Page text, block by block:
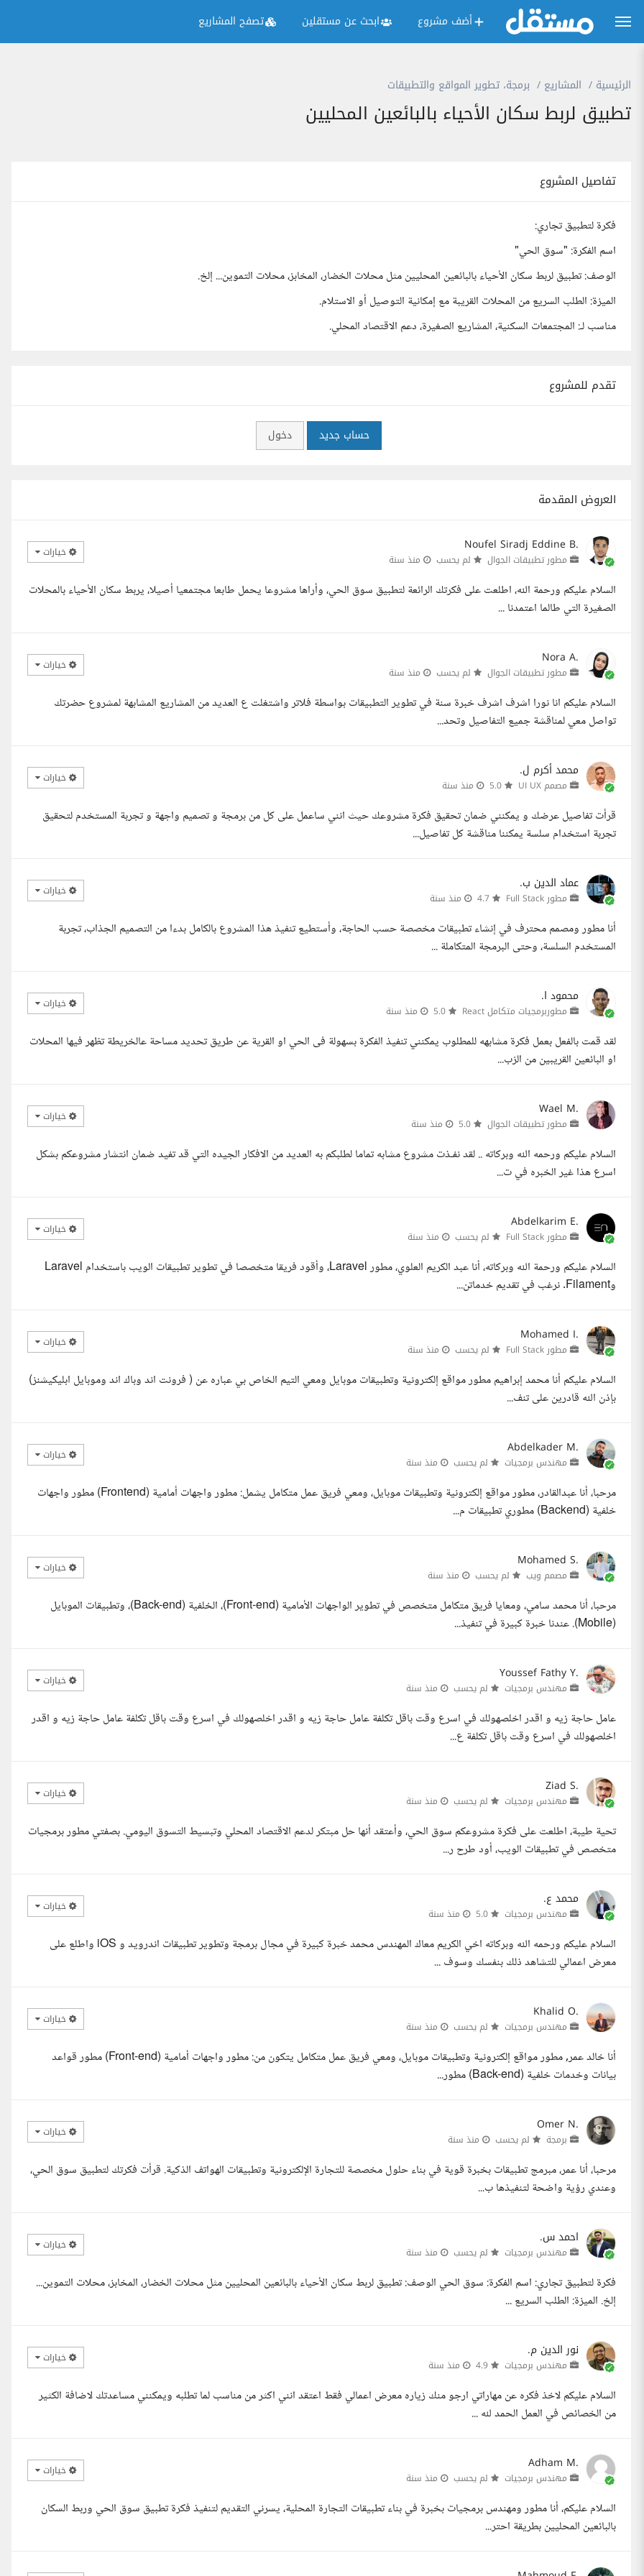
أضف مشروع ابحث عن مستقلين تصفح المشاريع
الرئيسية المشاريع برمجة، تطوير المواقع والتطبيقات
تطبيق لربط سكان الأحياء بالبائعين المحليين
تفاصيل المشروع
فكرة لتطبيق تجاري:
اسم الفكرة: "سوق الحي"
الوصف: تطبيق لربط سكان الأحياء بالبائعين المحليين مثل محلات الخضار، المخابز، محلات التموين... إلخ.
الميزة: الطلب السريع من المحلات القريبة مع إمكانية التوصيل أو الاستلام.
مناسب لـ: المجتمعات السكنية، المشاريع الصغيرة، دعم الاقتصاد المحلي.
تقدم للمشروع
حساب جديد دخول
العروض المقدمة
Noufel Siradj Eddine B.
مطور تطبيقات الجوال لم يحسب منذ سنة خيارات
السلام عليكم ورحمة الله، اطلعت على فكرتك الرائعة لتطبيق سوق الحي، وأراها مشروعا يحمل طابعا مجتمعيا أصيلا، يربط سكان الأحياء بالمحلات
الصغيرة التي طالما اعتمدنا ...
Nora A.
مطور تطبيقات الجوال لم يحسب منذ سنة خيارات
السلام عليكم انا نورا اشرف اشرف خبرة سنة في تطوير التطبيقات بواسطة فلاتر واشتغلت ع العديد من المشاريع المشابهة لمشروع حضرتك
تواصل معي لمناقشة جميع التفاصيل وتحد...
محمد أكرم ل.
مصمم UI UX منذ سنة خيارات
قرأت تفاصيل عرضك و يمكنني ضمان تحقيق فكرة مشروعك حيث انني ساعمل على كل من برمجة و تصميم واجهة و تجربة المستخدم لتحقيق
تجربة استخدام سلسة يمكننا مناقشة كل تفاصيل...
عماد الدين ب.
مطور Full Stack منذ سنة خيارات
أنا مطور ومصمم محترف في إنشاء تطبيقات مخصصة حسب الحاجة، وأستطيع تنفيذ هذا المشروع بالكامل بدءا من التصميم الجذاب، تجربة
المستخدم السلسة، وحتى البرمجة المتكاملة ...
محمود ا.
مطوربرمجيات متكامل React منذ سنة خيارات
لقد قمت بالفعل بعمل فكرة مشابهه للمطلوب يمكنني تنفيذ الفكرة بسهولة فى الحي او القرية عن طريق تحديد مساحة عالخريطة تظهر فيها المحلات
او البائعين القريبين من الزب...
Wael M.
مطور تطبيقات الجوال منذ سنة خيارات
السلام عليكم ورحمه الله وبركاته .. لقد نفـذت مشروع مشابه تماما لطلبكم به العديد من الافكار الجيده التي قد تفيد ضمان انتشار مشروعكم بشكل
اسرع هذا غير الخبره في ت...
Abdelkarim E.
مطور Full Stack لم يحسب منذ سنة خيارات
السلام عليكم ورحمة الله وبركاته، أنا عبد الكريم العلوي، مطور Laravel، وأقود فريقا متخصصا في تطوير تطبيقات الويب باستخدام Laravel
وFilament. نرغب في تقديم خدماتن...
Mohamed I.
مطور Full Stack لم يحسب منذ سنة خيارات
السلام عليكم أنا محمد إبراهيم مطور مواقع إلكترونية وتطبيقات موبايل ومعي التيم الخاص بي عباره عن ( فرونت اند وباك اند وموبايل ابليكيشنز)
بإذن الله قادرين على تنف...
Abdelkader M.
مهندس برمجيات لم يحسب منذ سنة خيارات
مرحبا، أنا عبدالقادر، مطور مواقع إلكترونية وتطبيقات موبايل، ومعي فريق عمل متكامل يشمل: مطور واجهات أمامية (Frontend) مطور واجهات
خلفية (Backend) مطوري تطبيقات م...
Mohamed S.
مصمم ويب لم يحسب منذ سنة خيارات
مرحبا، أنا محمد سامي، ومعايا فريق متكامل متخصص في تطوير الواجهات الأمامية (Front-end)، الخلفية (Back-end)، وتطبيقات الموبايل
(Mobile). عندنا خبرة كبيرة في تنفيذ...
Youssef Fathy Y.
مهندس برمجيات لم يحسب منذ سنة خيارات
عامل حاجة زيه و اقدر اخلصهولك في اسرع وقت باقل تكلفة عامل حاجة زيه و اقدر اخلصهولك في اسرع وقت باقل تكلفة عامل حاجة زيه و اقدر
اخلصهولك في اسرع وقت باقل تكلفة ع...
Ziad S.
مهندس برمجيات لم يحسب منذ سنة خيارات
تحية طيبة، اطلعت على فكرة مشروعكم سوق الحي، وأعتقد أنها حل مبتكر لدعم الاقتصاد المحلي وتبسيط التسوق اليومي. بصفتي مطور برمجيات
متخصص في تطبيقات الويب، أود طرح ر...
محمد ع.
مهندس برمجيات منذ سنة خيارات
السلام عليكم ورحمه الله وبركاته اخي الكريم معاك المهندس محمد خبرة كبيرة في مجال برمجة وتطوير تطبيقات اندرويد و iOS واطلع على
معرض اعمالي للتشاهد ذلك بنفسك وسوف ...
Khalid O.
مهندس برمجيات لم يحسب منذ سنة خيارات
أنا خالد عمر, مطور مواقع إلكترونية وتطبيقات موبايل، ومعي فريق عمل متكامل يتكون من: مطور واجهات أمامية (Front-end) مطور قواعد
بيانات وخدمات خلفية (Back-end) مطور...
Omer N.
برمجة لم يحسب منذ سنة خيارات
مرحبا، أنا عمر، مبرمج تطبيقات بخبرة قوية في بناء حلول مخصصة للتجارة الإلكترونية وتطبيقات الهواتف الذكية. قرأت فكرتك لتطبيق سوق الحي،
وعندي رؤية واضحة لتنفيذها ب...
احمد س.
مهندس برمجيات لم يحسب منذ سنة خيارات
فكرة لتطبيق تجاري: اسم الفكرة: سوق الحي الوصف: تطبيق لربط سكان الأحياء بالبائعين المحليين مثل محلات الخضار، المخابز، محلات التموين...
إلخ. الميزة: الطلب السريع ...
نور الدين م.
مهندس برمجيات منذ سنة خيارات
السلام عليكم لاخذ فكره عن مهاراتي ارجو منك زياره معرض اعمالي فقط اعتقد انني اكثر من مناسب لما تطلبه ويمكنني مساعدتك لاضافة الكثير
من الخصائص في العمل الحمد لله ...
Adham M.
مهندس برمجيات لم يحسب منذ سنة خيارات
السلام عليكم، أنا مطور ومهندس برمجيات بخبرة في بناء تطبيقات التجارة المحلية، يسرني التقديم لتنفيذ فكرة تطبيق سوق الحي وربط السكان
بالبائعين المحليين بطريقة احتر...